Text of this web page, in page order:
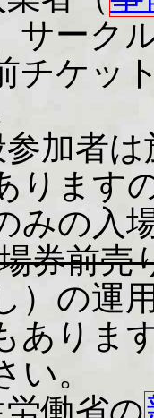
サーク
チケッ
加者は
ります
みの入
券前売
）の運
ありま
い。